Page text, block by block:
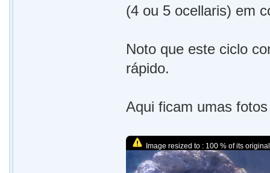
(4 ou 5 ocellaris) em
Noto que este ciclo
rápido.
Aqui ficam umas
Image resized to : 100 % of its